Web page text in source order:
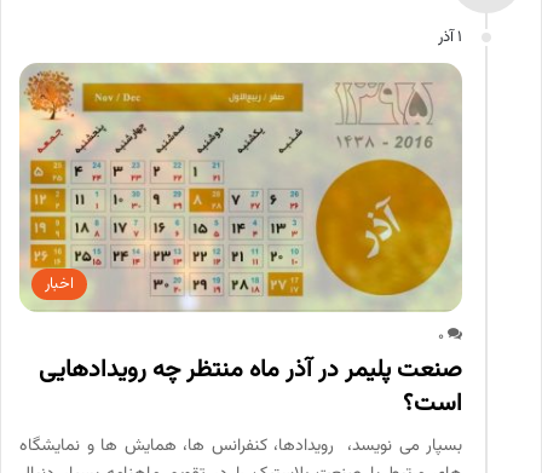
1 آذر
اخبار
0
صنعت پلیمر در آذر ماه منتظر چه رویدادهایی
است؟
بسپار می نویسد، رویدادها، کنفرانس ها، همایش ها و نمایشگاه